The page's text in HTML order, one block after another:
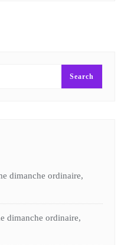
dimanche ordinaire,
dimanche ordinaire,